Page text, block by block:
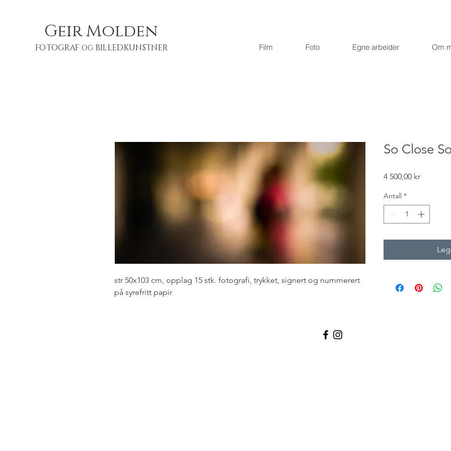
Geir Molden
FOTOGRAF OG BILLEDKUNSTNER Film Foto Egne arbeider Om
str 50x103 cm, opplag 15 stk. fotografi, trykket, signert og nummerert
på syrefritt papir
So Close
4 500,00 krPris
Antall *